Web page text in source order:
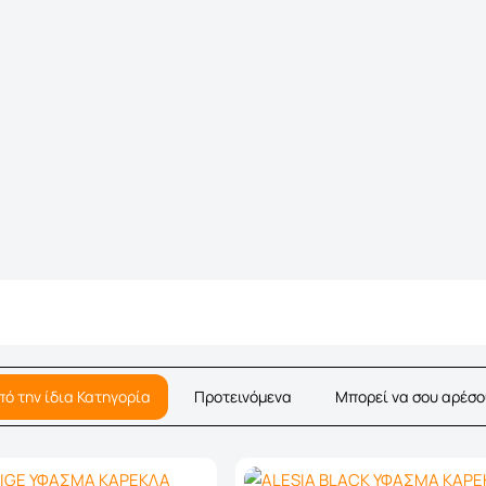
την ίδια Κατηγορία Προτεινόμενα Μπορεί να σου